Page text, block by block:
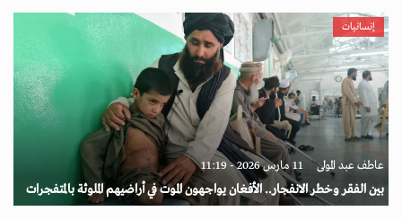
إنسانيات
عاطف عبد المولى 11 مارس 2026 - 11:19
بين الفقر وخطر الانفجار.. الأفغان يواجهون الموت في أراضيهم الملوثة بالمتفجرات